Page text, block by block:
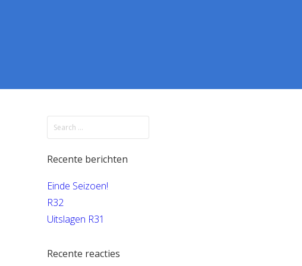
Recente berichten
Einde Seizoen!
R32
Uitslagen R31
Recente reacties